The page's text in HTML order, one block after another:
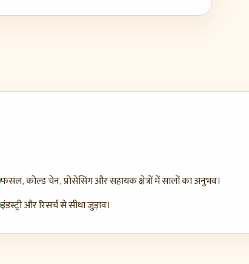
फसल, कोल्ड चेन, प्रोसेसिंग और सहायक क्षेत्रों में सालों का अनुभव।
इंडस्ट्री और रिसर्च से सीधा जुड़ाव।